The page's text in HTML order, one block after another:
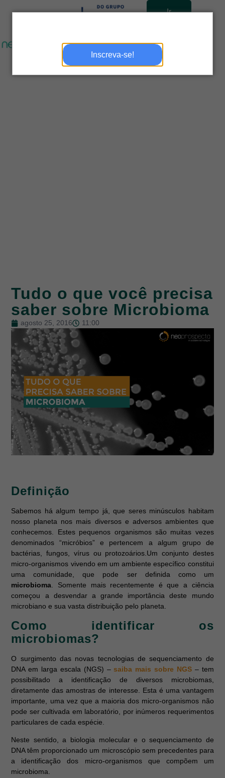
Inscreva-se!
Ir
Tudo o que você precisa
saber sobre Microbioma
agosto 25, 2016 11:00
Definição
Sabemos há algum tempo já, que seres minúsculos habitam
nosso planeta nos mais diversos e adversos ambientes que
conhecemos. Estes pequenos organismos são muitas vezes
denominados “micróbios” e pertencem a algum grupo de
bactérias, fungos, vírus ou protozoários. Um conjunto destes
micro-organismos vivendo em um ambiente específico constitui
uma comunidade, que pode ser definida como um
microbioma . Somente mais recentemente é que a ciência
começou a desvendar a grande importância deste mundo
microbiano e sua vasta distribuição pelo planeta.
Como identificar os
microbiomas?
O surgimento das novas tecnologias de sequenciamento de
DNA em larga escala (NGS) – saiba mais sobre NGS– tem
possibilitado a identificação de diversos microbiomas,
diretamente das amostras de interesse. Esta é uma vantagem
importante, uma vez que a maioria dos micro-organismos não
pode ser cultivada em laboratório, por inúmeros requerimentos
particulares de cada espécie.
Neste sentido, a biologia molecular e o sequenciamento de
DNA têm proporcionado um microscópio sem precedentes para
a identificação dos micro-organismos que compõem um
microbioma.